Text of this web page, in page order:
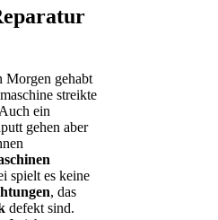
Morgen gehabt
streikte
ein
gehen aber
spielt es keine
, das
defekt sind.